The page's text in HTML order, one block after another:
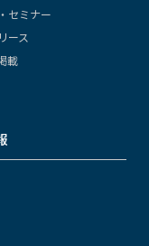
セミナー
ース
載